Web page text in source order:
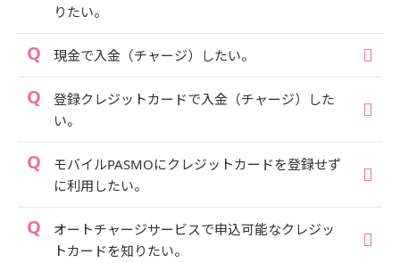
りたい。
現金で入金（チャージ）したい。
登録クレジットカードで入金（チャージ）した
い。
モバイルPASMOにクレジットカードを登録せず
に利用したい。
オートチャージサービスで申込可能なクレジッ
トカードを知りたい。